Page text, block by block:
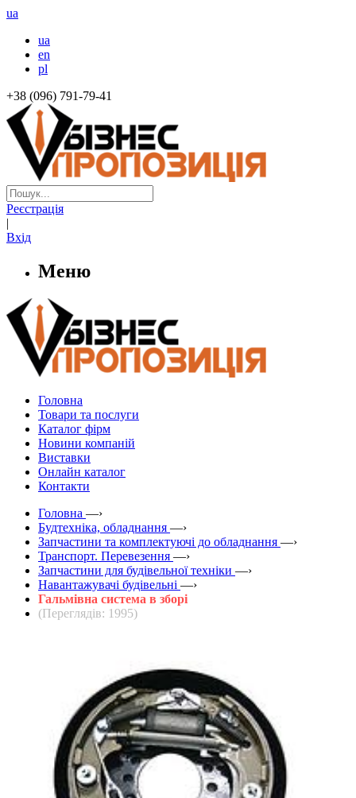
ua
ua
en
pl
+38 (096) 791-79-41
Реєстрація
|
Вхід
Меню
Головна
Товари та послуги
Каталог фірм
Новини компаній
Виставки
Онлайн каталог
Контакти
Головна —›
Будтехніка, обладнання —›
Запчастини та комплектуючі до обладнання —›
Транспорт. Перевезення —›
Запчастини для будівельної техніки —›
Навантажувачі будівельні —›
Гальмівна система в зборі
(Переглядів: 1995)